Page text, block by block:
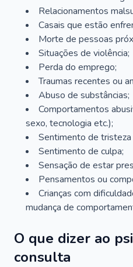
Relacionamentos
Casais que estão
Morte de pessoas
Situações de violência;
Perda do emprego;
Traumas recentes ou
Abuso de substâncias;
Comportamentos
sexo, tecnologia etc.);
Sentimento de
Sentimento de culpa;
Sensação de estar
Pensamentos ou
Crianças com
mudança de
O que dizer ao
consulta